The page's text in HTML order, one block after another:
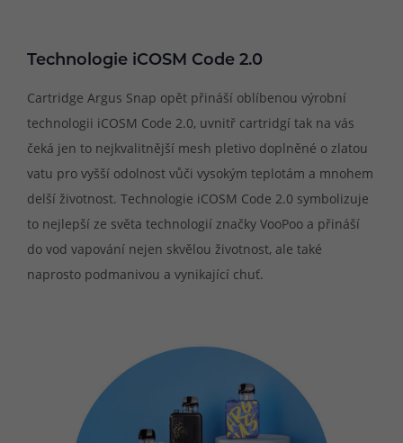
Technologie iCOSM Code 2.0
Cartridge Argus Snap opět přináší oblíbenou výrobní
technologii iCOSM Code 2.0, uvnitř cartridgí tak na vás
čeká jen to nejkvalitnější mesh pletivo doplněné o zlatou
vatu pro vyšší odolnost vůči vysokým teplotám a mnohem
delší životnost. Technologie iCOSM Code 2.0 symbolizuje
to nejlepší ze světa technologií značky VooPoo a přináší
do vod vapování nejen skvělou životnost, ale také
naprosto podmanivou a vynikající chuť.